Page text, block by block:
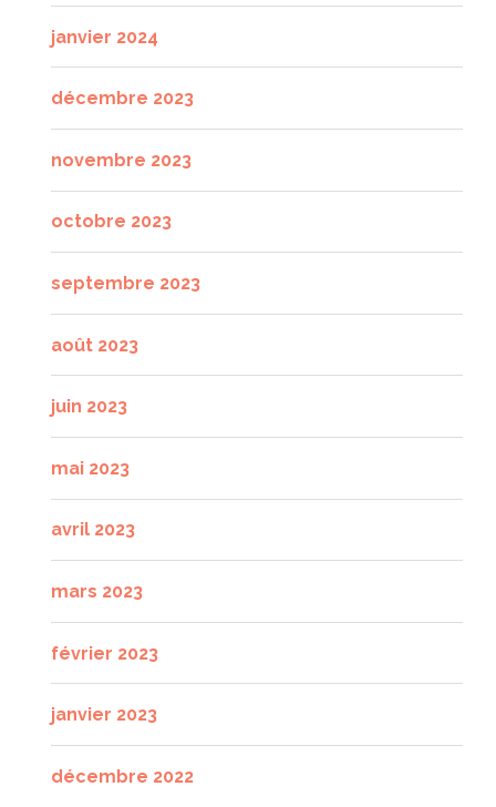
janvier 2024
décembre 2023
novembre 2023
octobre 2023
septembre 2023
août 2023
juin 2023
mai 2023
avril 2023
mars 2023
février 2023
janvier 2023
décembre 2022